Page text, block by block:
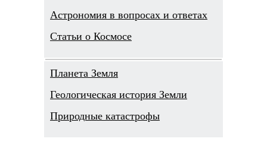
Астрономия в вопросах и ответах
Cтатьи о Космосе
Планета Земля
Геологическая история Земли
Природные катастрофы